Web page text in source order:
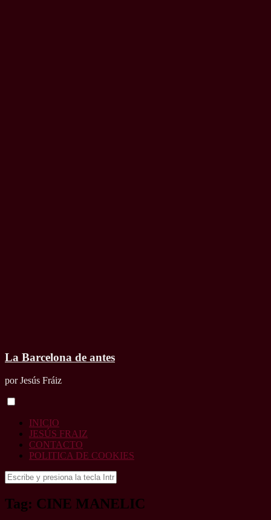
La Barcelona de antes
por Jesús Fráiz
INICIO
JESÚS FRAIZ
CONTACTO
POLITICA DE COOKIES
Buscar:
Tag: CINE MANELIC